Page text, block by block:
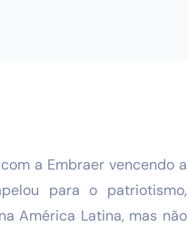
a Embraer vencendo a
para o patriotismo,
América Latina, mas não